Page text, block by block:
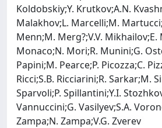
Koldobskiy;Y. Krutkov;A.N.
Malakhov;L. Marcelli;M.
Menn;M. Merg?;V.V.
Monaco;N. Mori;R. Munini;G.
Papini;M. Pearce;P. Picozza;C.
Ricci;S.B. Ricciarini;R. Sarkar;M.
Sparvoli;P. Spillantini;Y.I.
Vannuccini;G. Vasilyev;S.A.
Zampa;N. Zampa;V.G. Zverev